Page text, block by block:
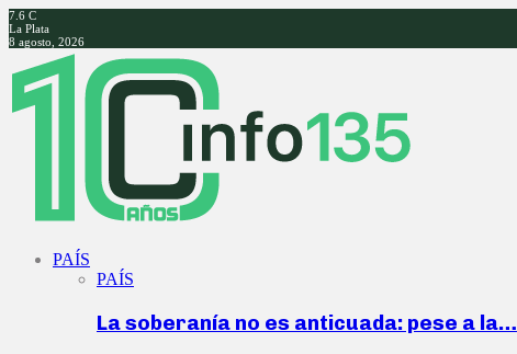
7.6 C
La Plata
8 agosto, 2026
Facebook
Twitter
Instagram
Youtube
PAÍS
PAÍS
La soberanía no es anticuada: pese a la…